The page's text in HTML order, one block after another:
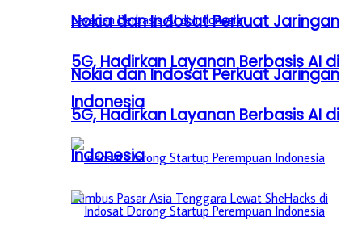
Nokia dan Indosat Perkuat Jaringan
5G, Hadirkan Layanan Berbasis AI di
Indonesia
Nokia dan Indosat Perkuat Jaringan
5G, Hadirkan Layanan Berbasis AI di
Indonesia